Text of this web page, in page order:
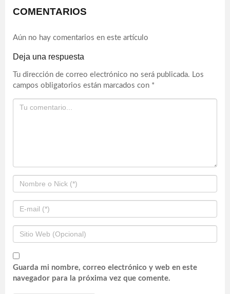
COMENTARIOS
Aún no hay comentarios en este artículo
Deja una respuesta
Tu dirección de correo electrónico no será publicada. Los
campos obligatorios están marcados con *
Guarda mi nombre, correo electrónico y web en este
navegador para la próxima vez que comente.